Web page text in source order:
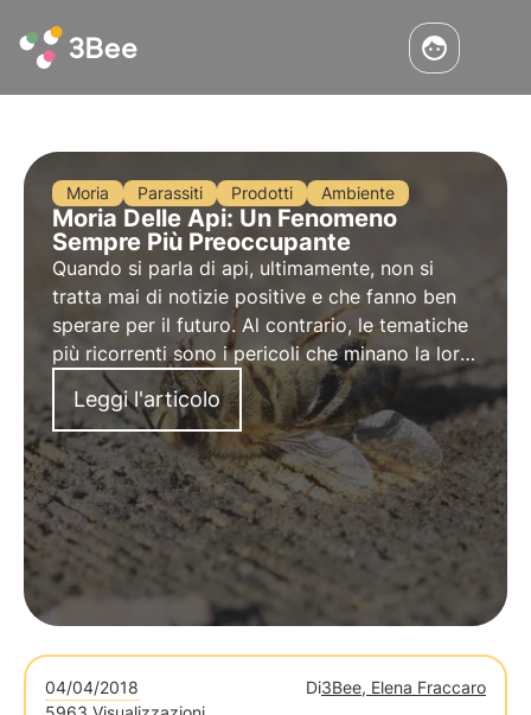
Moria Parassiti Prodotti Ambiente
Moria Delle Api: Un Fenomeno
Sempre Più Preoccupante
Quando si parla di api, ultimamente, non si
tratta mai di notizie positive e che fanno ben
sperare per il futuro. Al contrario, le tematiche
più ricorrenti sono i pericoli che minano la loro
sopravvivenza, le stagioni non favorevoli alla
produzione di miele, nuove malattie e nuovi
parassiti.
Leggi l'articolo
04/04/2018 Di3Bee, Elena Fraccaro